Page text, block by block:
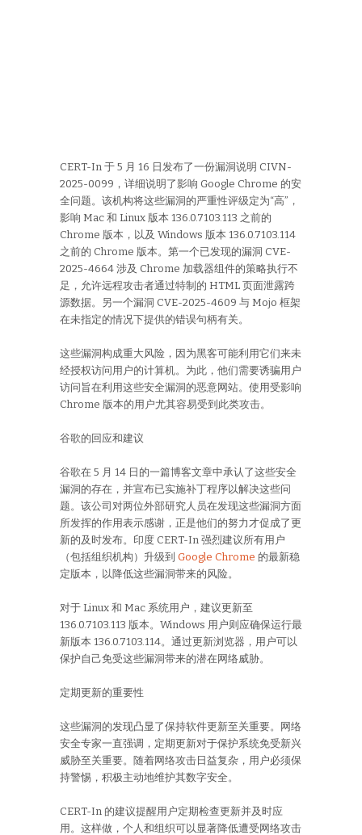
CERT-In 于 5 月 16 日发布了一份漏洞说明 CIVN-
2025-0099，详细说明了影响 Google Chrome 的安
全问题。该机构将这些漏洞的严重性评级定为“高”，
影响 Mac 和 Linux 版本 136.0.7103.113 之前的
Chrome 版本，以及 Windows 版本 136.0.7103.114
之前的 Chrome 版本。第一个已发现的漏洞 CVE-
2025-4664 涉及 Chrome 加载器组件的策略执行不
足，允许远程攻击者通过特制的 HTML 页面泄露跨
源数据。另一个漏洞 CVE-2025-4609 与 Mojo 框架
在未指定的情况下提供的错误句柄有关。
这些漏洞构成重大风险，因为黑客可能利用它们来未
经授权访问用户的计算机。为此，他们需要诱骗用户
访问旨在利用这些安全漏洞的恶意网站。使用受影响
Chrome 版本的用户尤其容易受到此类攻击。
谷歌的回应和建议
谷歌在 5 月 14 日的一篇博客文章中承认了这些安全
漏洞的存在，并宣布已实施补丁程序以解决这些问
题。该公司对两位外部研究人员在发现这些漏洞方面
所发挥的作用表示感谢，正是他们的努力才促成了更
新的及时发布。印度 CERT-In 强烈建议所有用户
（包括组织机构）升级到 Google Chrome 的最新稳
定版本，以降低这些漏洞带来的风险。
对于 Linux 和 Mac 系统用户，建议更新至
136.0.7103.113 版本。Windows 用户则应确保运行最
新版本 136.0.7103.114。通过更新浏览器，用户可以
保护自己免受这些漏洞带来的潜在网络威胁。
定期更新的重要性
这些漏洞的发现凸显了保持软件更新至关重要。网络
安全专家一直强调，定期更新对于保护系统免受新兴
威胁至关重要。随着网络攻击日益复杂，用户必须保
持警惕，积极主动地维护其数字安全。
CERT-In 的建议提醒用户定期检查更新并及时应
用。这样做，个人和组织可以显著降低遭受网络攻击